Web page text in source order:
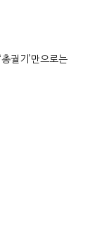
궐기’만으로는